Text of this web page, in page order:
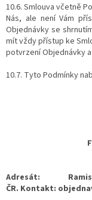
10.6. Smlouva včetně
Nás, ale není Vám
Objednávky se
mít vždy přístup ke
potvrzení Objednávky
10.7. Tyto Podmínky
Adresát: Ramisk,
ČR. Kontakt: